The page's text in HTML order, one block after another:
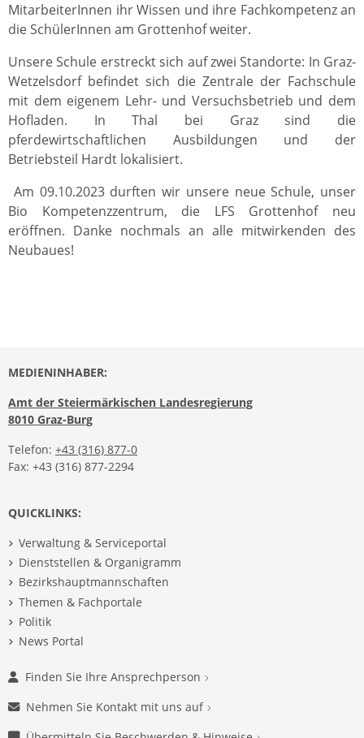
MitarbeiterInnen ihr Wissen und ihre Fachkompetenz an
die SchülerInnen am Grottenhof weiter.
Unsere Schule erstreckt sich auf zwei Standorte: In Graz-
Wetzelsdorf befindet sich die Zentrale der Fachschule
mit dem eigenem Lehr- und Versuchsbetrieb und dem
Hofladen. In Thal bei Graz sind die
pferdewirtschaftlichen Ausbildungen und der
Betriebsteil Hardt lokalisiert.
Am 09.10.2023 durften wir unsere neue Schule, unser
Bio Kompetenzzentrum, die LFS Grottenhof neu
eröffnen. Danke nochmals an alle mitwirkenden des
Neubaues!
MEDIENINHABER:
Amt der Steiermärkischen Landesregierung
8010 Graz-Burg
Telefon: +43 (316) 877-0
Fax: +43 (316) 877-2294
QUICKLINKS:
Verwaltung & Serviceportal
Dienststellen & Organigramm
Bezirkshauptmannschaften
Themen & Fachportale
Politik
News Portal
Finden Sie Ihre Ansprechperson
Nehmen Sie Kontakt mit uns auf